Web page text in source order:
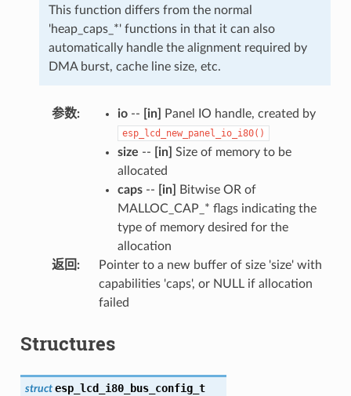
This function differs from the normal
'heap_caps_*' functions in that it can also
automatically handle the alignment required by
DMA burst, cache line size, etc.
参数: io-- [in] Panel IO handle, created by
esp_lcd_new_panel_io_i80()
size -- [in] Size of memory to be
allocated
caps-- [in]
Bitwise OR of
MALLOC_CAP_* flags indicating the
type of memory desired for the
allocation
返回 :
Pointer to a new buffer of size 'size' with
capabilities 'caps', or NULL if allocation
failed
Structures
struct esp_lcd_i80_bus_config_t